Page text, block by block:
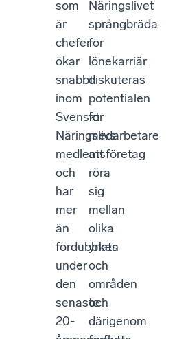
som
är
chefer
ökar
snabbt
inom
Svenskt
Näringslivs
medlemsföretag
och
har
mer
än
fördubblats
under
den
senaste
20-
Näringslivet
språngbräda
för
lönekarriär
diskuteras
potentialen
för
medarbetare
att
röra
sig
mellan
olika
yrken
och
områden
och
därigenom